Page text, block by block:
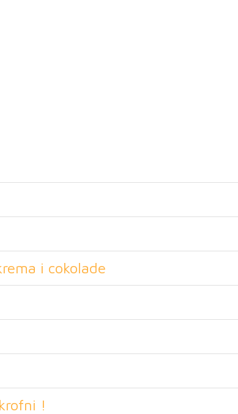
i cokolade
!